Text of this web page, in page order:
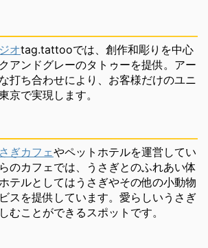
オtag.tattooでは、創作和彫りを中心
アンドグレーのタトゥーを提供。アー
打ち合わせにより、お客様だけのユニ
京で実現します。
ぎカフェやペットホテルを運営してい
のカフェでは、うさぎとのふれあい体
テルとしてはうさぎやその他の小動物
スを提供しています。愛らしいうさぎ
むことができるスポットです。